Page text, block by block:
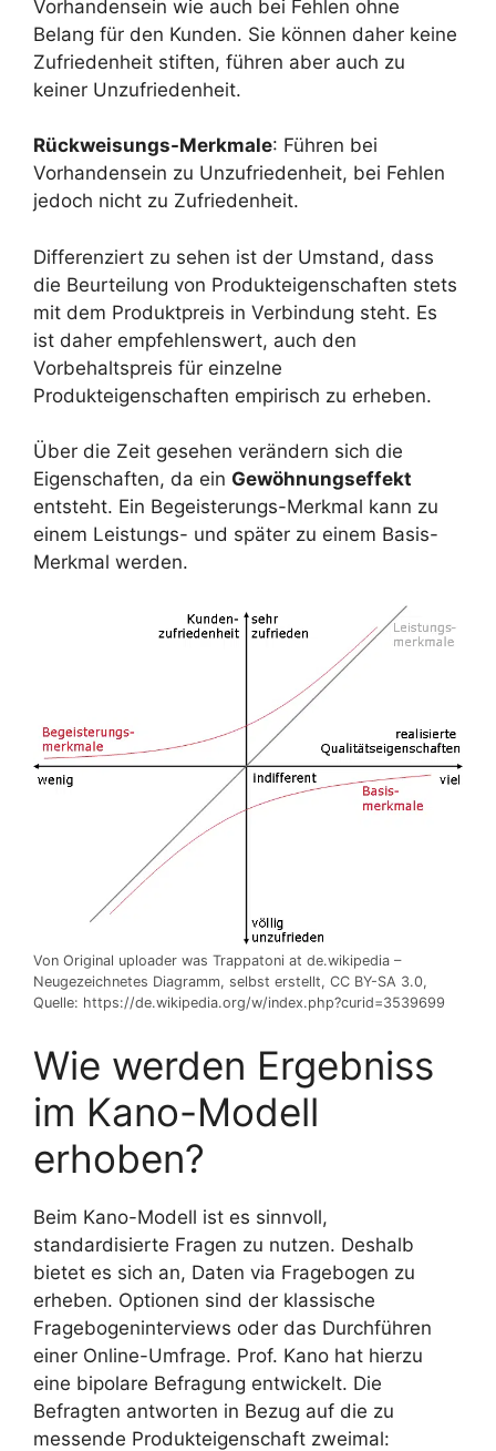
Vorhandensein wie auch bei Fehlen ohne
Belang für den Kunden. Sie können daher keine
Zufriedenheit stiften, führen aber auch zu
keiner Unzufriedenheit.
Rückweisungs-Merkmale: Führen bei
Vorhandensein zu Unzufriedenheit, bei Fehlen
jedoch nicht zu Zufriedenheit.
Differenziert zu sehen ist der Umstand, dass
die Beurteilung von Produkteigenschaften stets
mit dem Produktpreis in Verbindung steht. Es
ist daher empfehlenswert, auch den
Vorbehaltspreis für einzelne
Produkteigenschaften empirisch zu erheben.
Über die Zeit gesehen verändern sich die
Eigenschaften, da ein Gewöhnungseffekt
entsteht. Ein Begeisterungs-Merkmal kann zu
einem Leistungs- und später zu einem Basis-
Merkmal werden.
Von Original uploader was Trappatoni at de.wikipedia –
Neugezeichnetes Diagramm, selbst erstellt, CC BY-SA 3.0,
Quelle: https://de.wikipedia.org/w/index.php?curid=3539699
Wie werden Ergebniss
im Kano-Modell
erhoben?
Beim Kano-Modell ist es sinnvoll,
standardisierte Fragen zu nutzen. Deshalb
bietet es sich an, Daten via Fragebogen zu
erheben. Optionen sind der klassische
Fragebogeninterviews oder das Durchführen
einer Online-Umfrage. Prof. Kano hat hierzu
eine bipolare Befragung entwickelt. Die
Befragten antworten in Bezug auf die zu
messende Produkteigenschaft zweimal: